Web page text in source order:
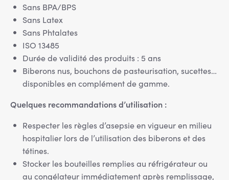
Sans BPA/BPS
Sans Latex
Sans Phtalates
ISO 13485
Durée de validité des produits : 5 ans
Biberons nus, bouchons de pasteurisation, sucettes…
disponibles en complément de gamme.
Quelques recommandations d’utilisation :
Respecter les règles d’asepsie en vigueur en milieu
hospitalier lors de l’utilisation des biberons et des
tétines.
Stocker les bouteilles remplies au réfrigérateur ou
au congélateur immédiatement après remplissage,